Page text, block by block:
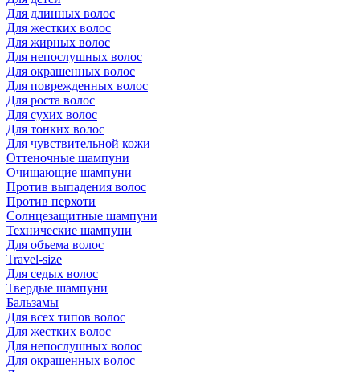
Для длинных волос
Для жестких волос
Для жирных волос
Для непослушных волос
Для окрашенных волос
Для поврежденных волос
Для роста волос
Для сухих волос
Для тонких волос
Для чувствительной кожи
Оттеночные шампуни
Очищающие шампуни
Против выпадения волос
Против перхоти
Солнцезащитные шампуни
Технические шампуни
Для объема волос
Travel-size
Для седых волос
Твердые шампуни
Бальзамы
Для всех типов волос
Для жестких волос
Для непослушных волос
Для окрашенных волос